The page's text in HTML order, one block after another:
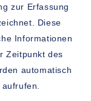
zur Erfassung
Diese
Informationen
Zeitpunkt des
automatisch